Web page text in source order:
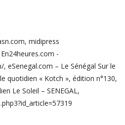
midipress
-
eSenegal.com – Le Sénégal Sur le
quotidien « Kotch », édition n°130,
Le Soleil – SENEGAL,